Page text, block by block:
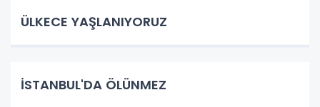
ÜLKECE YAŞLANIYORUZ
İSTANBUL'DA ÖLÜNMEZ